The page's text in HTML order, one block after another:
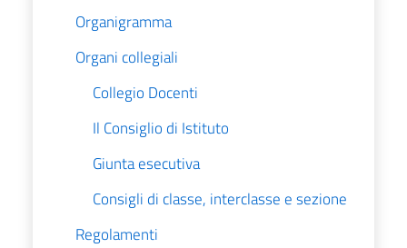
Organigramma
Organi collegiali
Collegio Docenti
Il Consiglio di Istituto
Giunta esecutiva
Consigli di classe, interclasse e sezione
Regolamenti